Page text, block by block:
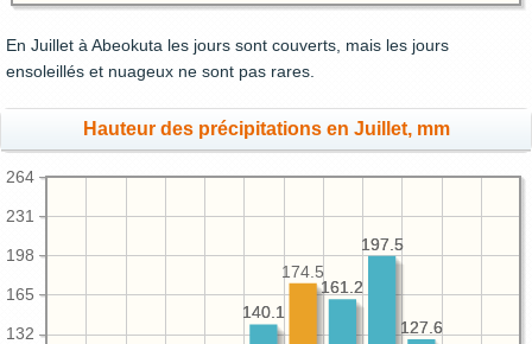
En Juillet à Abeokuta les jours sont couverts, mais les jours
ensoleillés et nuageux ne sont pas rares.
Hauteur des précipitations en Juillet, mm
132
165
198
231
264
127.6
197.5
161.2
140.1
127.6
197.5
161.2
174.5
140.1